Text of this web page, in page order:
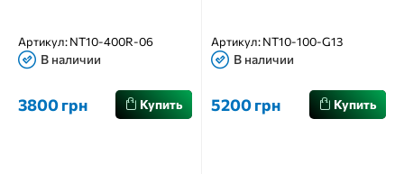
Артикул:NT10-400R-06
В наличии
3800 грн Купить
Артикул:NT10-100-G13
В наличии
5200 грн Купить